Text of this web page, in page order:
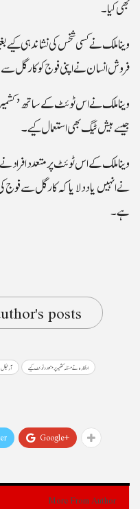
بھی کیا۔
فروش انسان نے اپنی فوج کو کارگل سے
وینا ملک نے اس ٹوئٹ کے ساتھ ’کشمیر
جیسے ہیش ٹیگ بھی استعمال کیے۔
وینا ملک کے اس ٹوئٹ پر متعدد افراد نے
نے انہیں یاد دلایا کہ کارگل سے
ہے۔
posts
آرٹیکل 370
اداکارہ نے مسئلہ کشمیر پر متعدد ٹوئٹ کیے
Google+
More From Author